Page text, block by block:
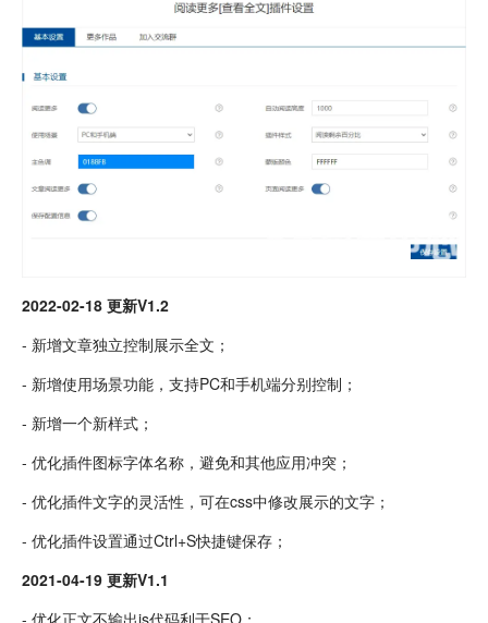
2022-02-18 更新V1.2
- 新增文章独立控制展示全文；
- 新增使用场景功能，支持PC和手机端分别控制；
- 新增一个新样式；
- 优化插件图标字体名称，避免和其他应用冲突；
- 优化插件文字的灵活性，可在css中修改展示的文字；
- 优化插件设置通过Ctrl+S快捷键保存；
2021-04-19 更新V1.1